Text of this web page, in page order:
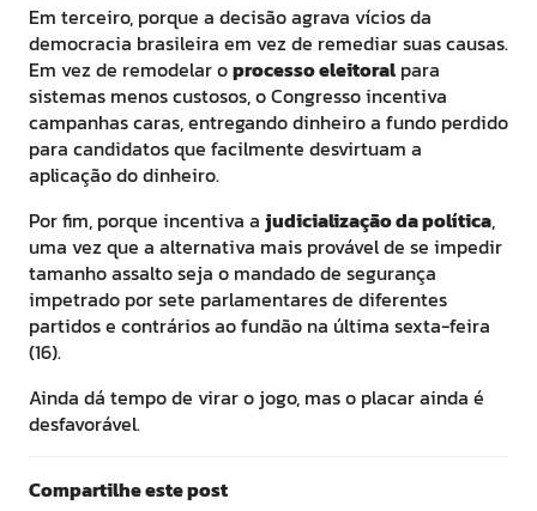
Em terceiro, porque a decisão agrava vícios da
democracia brasileira em vez de remediar suas causas.
Em vez de remodelar oprocesso eleitoralpara
sistemas menos custosos, o Congresso incentiva
campanhas caras, entregando dinheiro a fundo perdido
para candidatos que facilmente desvirtuam a
aplicação do dinheiro.
Por fim, porque incentiva a judicialização da política,
uma vez que a alternativa mais provável de se impedir
tamanho assalto seja o mandado de segurança
impetrado por sete parlamentares de diferentes
partidos e contrários ao fundão na última sexta-feira
(16).
Ainda dá tempo de virar o jogo, mas o placar ainda é
desfavorável.
Compartilhe este post